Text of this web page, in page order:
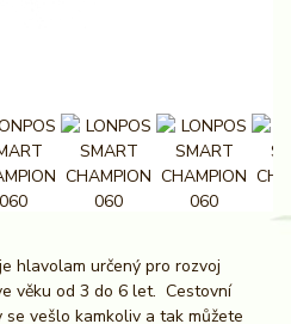
hlavolam určený pro rozvoj
věku od 3 do 6 let. Cestovní
vešlo kamkoliv a tak můžete